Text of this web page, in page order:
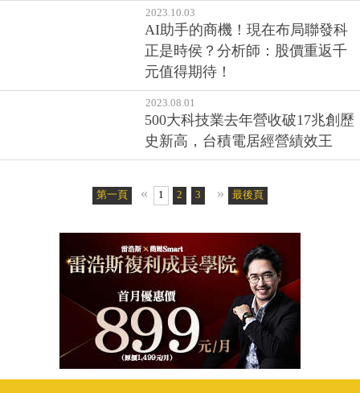
101%！
2023.10.03
AI助手的商機！現在布局聯發科
正是時侯？分析師：股價重返千
元值得期待！
2023.08.01
500大科技業去年營收破17兆創歷